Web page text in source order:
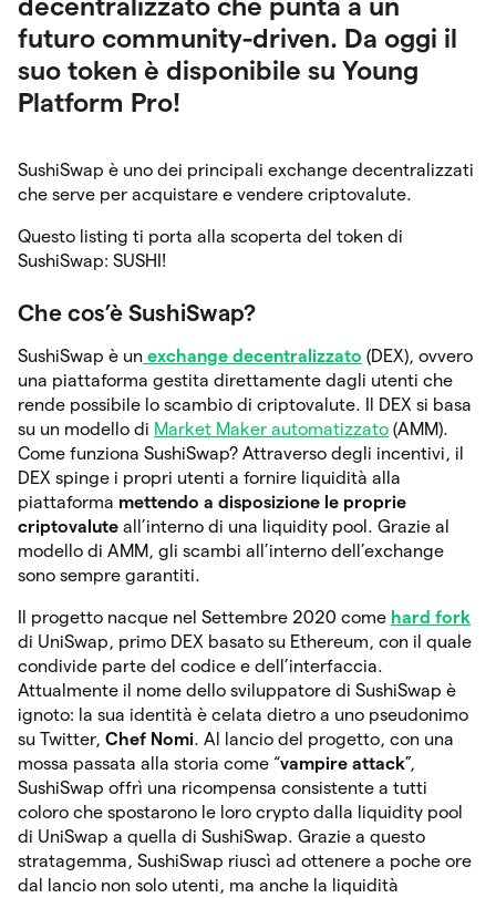
decentralizzato che punta a un
futuro community-driven. Da oggi il
suo token è disponibile su Young
Platform Pro!
SushiSwap è uno dei principali exchange decentralizzati
che serve per acquistare e vendere criptovalute.
Questo listing ti porta alla scoperta del token di
SushiSwap: SUSHI!
Che cos’è SushiSwap?
SushiSwap è un exchange decentralizzato (DEX), ovvero
una piattaforma gestita direttamente dagli utenti che
rende possibile lo scambio di criptovalute. Il DEX si basa
su un modello di Market Maker automatizzato (AMM).
Come funziona SushiSwap? Attraverso degli incentivi, il
DEX spinge i propri utenti a fornire liquidità alla
piattaforma mettendo a disposizione le proprie
criptovalute all’interno di una liquidity pool. Grazie al
modello di AMM, gli scambi all’interno dell’exchange
sono sempre garantiti.
Il progetto nacque nel Settembre 2020 come hard fork
di UniSwap, primo DEX basato su Ethereum, con il quale
condivide parte del codice e dell’interfaccia.
Attualmente il nome dello sviluppatore di SushiSwap è
ignoto: la sua identità è celata dietro a uno pseudonimo
su Twitter, Chef Nomi. Al lancio del progetto, con una
mossa passata alla storia come “vampire attack”,
SushiSwap offrì una ricompensa consistente a tutti
coloro che spostarono le loro crypto dalla liquidity pool
di UniSwap a quella di SushiSwap. Grazie a questo
stratagemma, SushiSwap riuscì ad ottenere a poche ore
dal lancio non solo utenti, ma anche la liquidità